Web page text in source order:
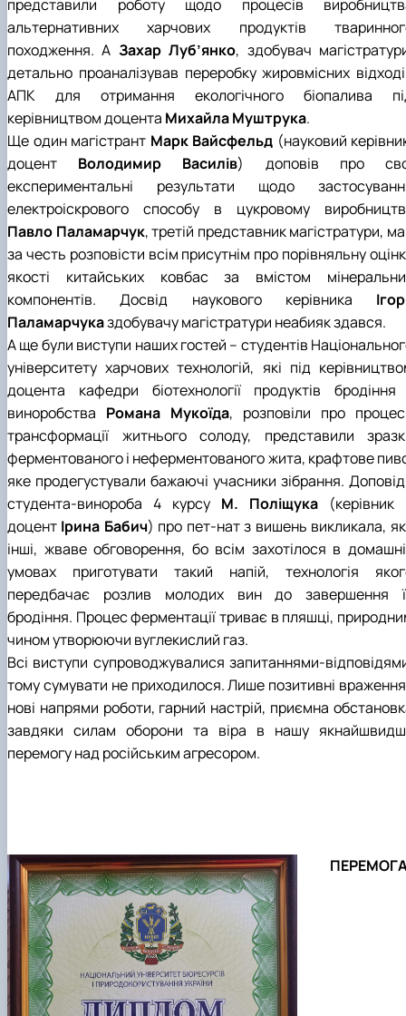
представили роботу щодо процесів
альтернативних харчових продуктів
походження. А Захар Луб’янко, здобувач
детально проаналізував переробку жировмісних
АПК для отримання екологічного біопалива
керівництвом доцента Михайла Муштрука.
Ще один магістрант Марк Вайсфельд (науковий
доцент Володимир Василів) доповів про
експериментальні результати щодо
електроіскрового способу в цукровому
Павло Паламарчук, третій представник магістратури,
за честь розповісти всім присутнім про порівняльну
якості китайських ковбас за вмістом
компонентів. Досвід наукового керівника
Паламарчуказдобувачу магістратури неабияк здався.
А ще були виступи наших гостей – студентів
університету харчових технологій, які під
доцента кафедри біотехнології продуктів бродіння
виноробства Романа Мукоїда, розповіли про
трансформації житнього солоду, представили
ферментованого і неферментованого жита, крафтове
яке продегустували бажаючі учасники зібрання.
студента-винороба 4 курсу М. Поліщука (керівник
доцент Ірина Бабич) про пет-нат з вишень викликала, як
інші, жваве обговорення, бо всім захотілося в
умовах приготувати такий напій, технологія
передбачає розлив молодих вин до завершення
бродіння. Процес ферментації триває в пляшці,
чином утворюючи вуглекислий газ.
Всі виступи супроводжувалися запитаннями-
тому сумувати не приходилося. Лише позитивні враження
нові напрями роботи, гарний настрій, приємна
завдяки силам оборони та віра в нашу
перемогу над російським агресором.